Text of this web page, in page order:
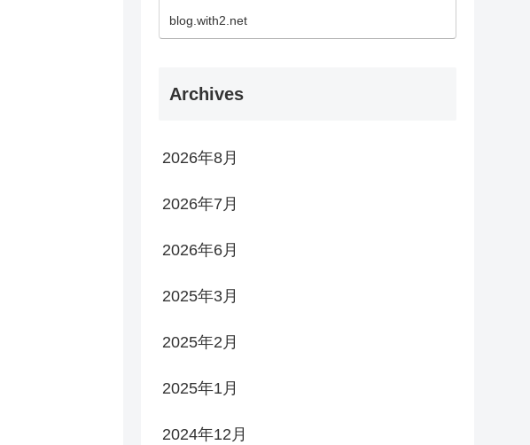
blog.with2.net
Archives
2026年8月
2026年7月
2026年6月
2025年3月
2025年2月
2025年1月
2024年12月